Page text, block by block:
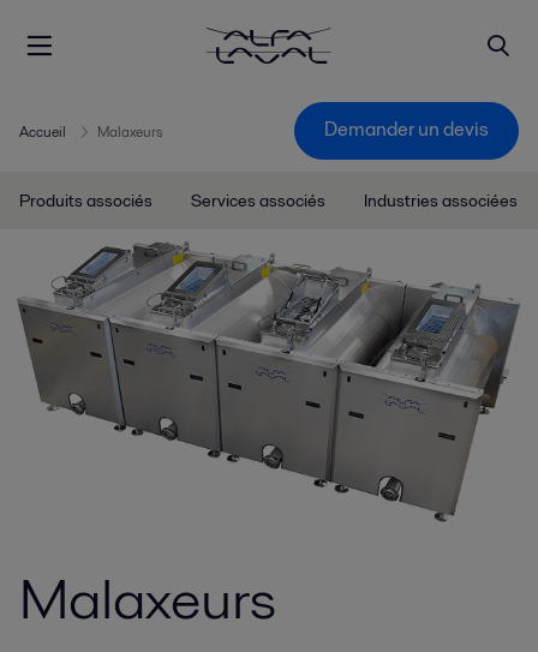
Accueil Malaxeurs Demander un devis
Produits associés Services associés Industries associées
Malaxeurs